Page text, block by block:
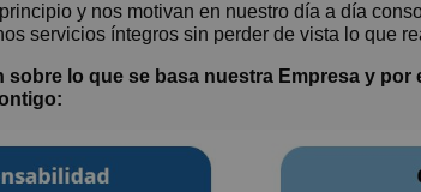
y nos motivan en nuestro día a día
servicios íntegros sin perder de vista lo que
lo que se basa nuestra Empresa y